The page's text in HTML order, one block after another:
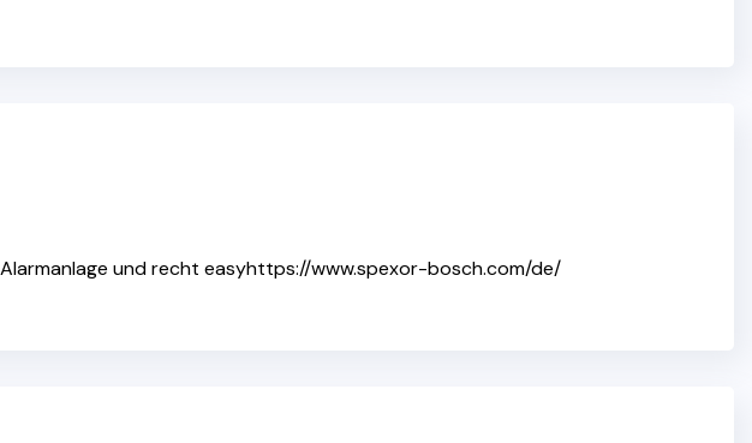
und recht easyhttps://www.spexor-bosch.com/de/